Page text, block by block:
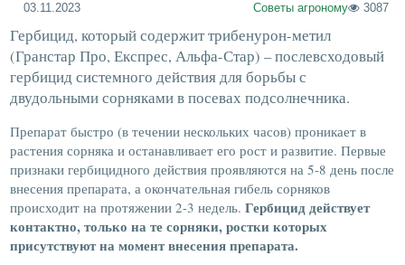
03.11.2023 Советы агроному 3087
Гербицид, который содержит трибенурон-метил
(Гранстар Про, Експрес, Альфа-Стар) – послевсходовый
гербицид системного действия для борьбы с
двудольными сорняками в посевах подсолнечника.
Препарат быстро (в течении нескольких часов) проникает в
растения сорняка и останавливает его рост и развитие. Первые
признаки гербицидного действия проявляются на 5-8 день после
внесения препарата, а окончательная гибель сорняков
происходит на протяжении 2-3 недель.Гербицид действует
контактно, только на те сорняки, ростки которых
присутствуют на момент внесения препарата.